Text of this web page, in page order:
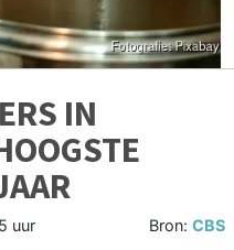
IN
uur Bron: CBS